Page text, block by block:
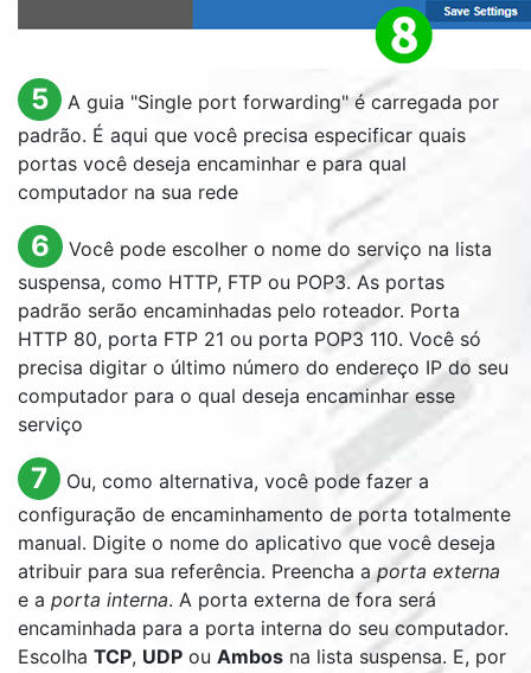
5 A guia "Single port forwarding" é carregada por
padrão. É aqui que você precisa especificar quais
portas você deseja encaminhar e para qual
computador na sua rede
6
Você pode escolher o nome do serviço na lista
suspensa, como HTTP, FTP ou POP3. As portas
padrão serão encaminhadas pelo roteador. Porta
HTTP 80, porta FTP 21 ou porta POP3 110. Você só
precisa digitar o último número do endereço IP do seu
computador para o qual deseja encaminhar esse
serviço
7
Ou, como alternativa, você pode fazer a
configuração de encaminhamento de porta totalmente
manual. Digite o nome do aplicativo que você deseja
atribuir para sua referência. Preencha aporta externa
e a porta interna. A porta externa de fora será
encaminhada para a porta interna do seu computador.
Escolha TCP, UDP ou Ambos na lista suspensa. E, por